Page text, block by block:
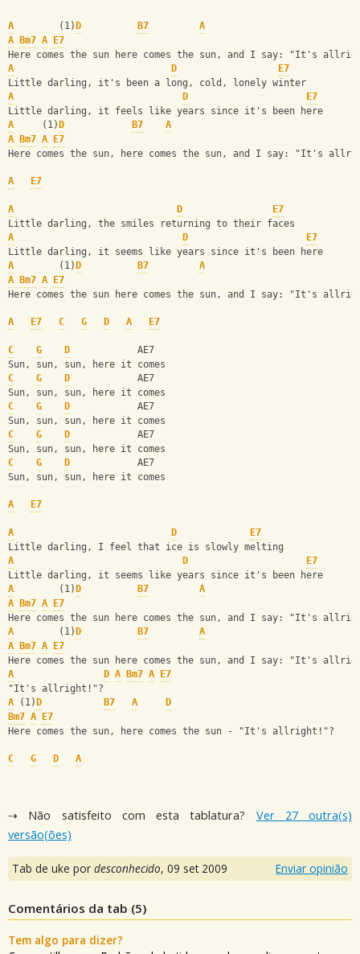
A
        (1)
D B7
A
A
Bm7 A
E7
Here comes the sun here comes the sun, and I say: "It's
A
D
E7
Little darling, it's been a long, cold, lonely winter
A
D
E7
Little darling, it feels like years since it's been here
A
     (1)
D B7
A
A
Bm7 A
E7
Here comes the sun, here comes the sun, and I say: "It's
A E7
A D
E7
Little darling, the smiles returning to their faces
A
D
E7
Little darling, it seems like years since it's been here
A
        (1)
D B7
A
A
Bm7 A
E7
Here comes the sun here comes the sun, and I say: "It's
A E7 C G D A E7
C G D
            AE7
Sun, sun, sun, here it comes
C
G D
            AE7
Sun, sun, sun, here it comes
C
G D
            AE7
Sun, sun, sun, here it comes
C
G D
            AE7
Sun, sun, sun, here it comes
C
G D
            AE7
Sun, sun, sun, here it comes
A E7
A D
E7
Little darling, I feel that ice is slowly melting
A
D
E7
Little darling, it seems like years since it's been here
A
        (1)
D B7
A
A
Bm7 A
E7
Here comes the sun here comes the sun, and I say: "It's
A
        (1)
D B7
A
A
Bm7 A
E7
Here comes the sun here comes the sun, and I say: "It's
A
D A Bm7 A
E7
"It's allright!"?
A (1) D B7 A
D
Bm7 A
E7
Here comes the sun, here comes the sun - "It's allright!"?
C G D A
⇢ Não satisfeito com esta tablatura? Ver 27 outra(s)
versão(ões)
Tab de uke por desconhecido, 09 set 2009 Enviar opinião
Comentários da tab (5)
Tem algo para dizer?